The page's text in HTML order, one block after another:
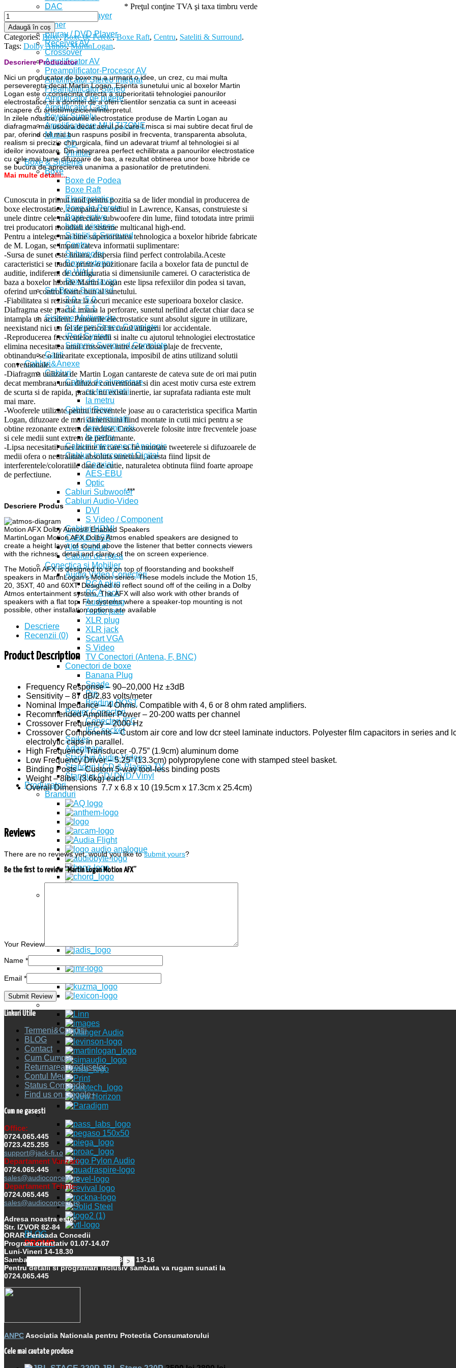
DAC
CD / SACD Player
Tuner
Bluray / DVD Player
Receiver AV
Crossover
Amplificator AV
Preamplificator-Procesor AV
Amplificator Stereo Integrat
Preamplificator Stereo
Amplificator de putere
Amplificator Casti
Power Supply
Amplificatoare MULTIZONE
Muzica
CD
Viniluri
Boxe & Sisteme
Boxe
Boxe de Podea
Boxe Raft
Electrostatice
Boxe de Perete
Boxe active
boxe wireless
Sateliti & Surround
Centru
Subwoofer
Boxe exterior
In WALL
Boxe de tavan
Set Boxe Surround
2.0 – 5.0
2.1 – 5.1
Sisteme Multimedia
Sisteme Stereo Complete
iPod System
Sisteme Surround Complete
Casti
Cabluri&Anexe
Cabluri
Cabluri de alimentare
cu terminatii
la metru
Cabluri Boxe
cu terminatii
fara terminatii
la metru
Cabluri Interconect Analogic
Cabluri Interconect Digital
Coaxial
AES-EBU
Optic
Cabluri Subwoofer
Cabluri Audio-Video
DVI
S Video / Component
Cabluri HDMI
Cabluri USB
Alte Cabluri
Cabluri de retea
Conectica si Mobilier
Audio Video Conectori
RCA plug
RCA jack
Audio plug
Audio jack
XLR plug
XLR jack
Scart VGA
S Video
TV Conectori (Antena, F, BNC)
Conectori de boxe
Banana Plug
Spade
Pin
Binding POST
Power Conectori
Conectori IEC
IEC socket
Spikes
Adaptoare
Standuri Audio-Video
Standuri LCD & Plasma TV
Standuri CD/ DVD/ Vinyl
Producatori
Branduri
BLOG
PROMO
search
* Preţul conţine TVA şi taxa timbru verde
Adaugă în coș
Categories: Boxe,Boxe de Perete,Boxe Raft, Centru, Sateliti & Surround.
Tags: Dolby Atmos,MartinLogan.
Descriere Producator
Nici un producator de boxe nu a urmarit o idee, un crez, cu mai multa
perseverenta decat Martin Logan. Esenta sunetului unic al boxelor Martin
Logan este o consecinta directa a superioritatii tehnologiei panourilor
electrostatice si a dorintei de a oferi clientilor senzatia ca sunt in aceeasi
incapere cu artistii/muzicienii/interpretul.
In zilele noastre, panourile electrostatice produse de Martin Logan au
diafragma mai usoara decat aerul pe care-l misca si mai subtire decat firul de
par, oferind cel mai bun raspuns posibil in frecventa, transparenta absoluta,
realism si precizie chirurgicala, fiind un adevarat triumf al tehnologiei si al
ideilor inovatoare. Din integrarea perfect echilibrata a panourilor electrostatice
cu cele mai bune difuzoare de bas, a rezultat obtinerea unor boxe hibride ce
se bucura de aprecierea unanima a pasionatilor de pretutindeni.
Mai multe detalii...
Cunoscuta in primul rand pentru pozitia sa de lider mondial in producerea de
boxe electrostatice, compania cu sediul in Lawrence, Kansas, construieste si
unele dintre cele mai apreciate subwoofere din lume, fiind totodata intre primii
trei producatori mondiali de sisteme multicanal high-end.
Pentru a intelege mai bine superioritatea tehnologica a boxelor hibride fabricate
de M. Logan, se impun cateva informatii suplimentare:
-Sursa de sunet este liniara, dispersia fiind perfect controlabila.Aceste
caracteristici se traduc printr-o pozitionare facila a boxelor fata de punctul de
auditie, indiferent de configuratia si dimensiunile camerei. O caracteristica de
baza a boxelor hibride Martin Logan este lipsa refexiilor din podea si tavan,
oferind un control foarte bun al sunetului.
-Fiabilitatea si rezistenta la socuri mecanice este superioara boxelor clasice.
Diafragma este practic imuna la perforare, sunetul nefiind afectat chiar daca se
intampla un accident. Panourile electrostatice sunt absolut sigure in utilizare,
neexistand nici un fel de pericol in cazul atingerii lor accidentale.
-Reproducerea frecventelor medii si inalte cu ajutorul tehnologiei electrostatice
elimina necesitatea unui crossover intre cele doua plaje de frecvente,
obtinandu-se o linearitate exceptionala, imposibil de atins utilizand solutii
conventionale.
-Diafragma utilizata de Martin Logan cantareste de cateva sute de ori mai putin
decat membrana unui difuzor conventional si din acest motiv cursa este extrem
de scurta si de rapida, practic nu exista inertie, iar suprafata radianta este mult
mai mare.
-Wooferele utilizate pentru frecventele joase au o caracteristica specifica Martin
Logan, difuzoare de mari dimensiuni fiind montate in cutii mici pentru a se
obtine rezonante extrem de reduse. Crossoverele folosite intre frecventele joase
si cele medii sunt extrem de performante.
-Lipsa necesitatii unei incinte in care sa fie montate tweeterele si difuzoarele de
medii ofera o neutralitate absoluta sunetului, acesta fiind lipsit de
interferentele/coloratiile date de cutie, naturaletea obtinuta fiind foarte aproape
de perfectiune.
***
Descriere Produs
Motion AFX Dolby Atmos® Enabled Speakers
MartinLogan Motion AFX Dolby Atmos enabled speakers are designed to
create a height layer of sound above the listener that better connects viewers
with the richness, detail and clarity of the on screen experience.
The Motion AFX is designed to sit on top of floorstanding and bookshelf
speakers in MartinLogan’s Motion series. These models include the Motion 15,
20, 35XT, 40 and 60XT. Designed to reflect sound off of the ceiling in a Dolby
Atmos entertainment system, The AFX will also work with other brands of
speakers with a flat top. For systems where a speaker-top mounting is not
possible, other installation options are available
Descriere
Recenzii (0)
Product Description
Frequency Response – 90–20,000 Hz ±3dB
Sensitivity – 87 dB/2.83 volts/meter
Nominal Impedance – 4 Ohms. Compatible with 4, 6 or 8 ohm rated amplifiers.
Recommended Amplifier Power – 20-200 watts per channel
Crossover Frequency – 2000 Hz
Crossover Components – Custom air core and low dcr steel laminate inductors. Polyester film capacitors in series and
electrolytic caps in parallel.
High Frequency Transducer -0.75” (1.9cm) aluminum dome
Low Frequency Driver – 5.25” (13.3cm) polypropylene cone with stamped steel basket.
Binding Posts – Custom 5-way tool-less binding posts
Weight – 8lbs. (3.6kg) each
Overall Dimensions 7.7 x 6.8 x 10 (19.5cm x 17.3cm x 25.4cm)
Reviews
There are no reviews yet, would you like tosubmit yours?
Be the first to review “Martin Logan Motion AFX”
Your Review
Name *
Email *
Linkuri Utile
Termeni&Conditii
BLOG
Contact
Cum Cumpar
Returnarea produselor
Contul Meu
Status Comanda
Find us on Google+
Cum ne gasesti
Office:
0724.065.445
0723.425.255
support@jack-fi.ro
Departament Vanzari:
0724.065.445
sales@audioconcept.ro
Departament Tehnic:
0724.065.445
sales@audioconcept.ro
Adresa noastra este:
Str. IZVOR 82-84
ORAR Perioada Concedii
Program orientativ 01.07-14.07
Luni-Vineri 14-18.30
Sambata cu programare PREALABILA 13-16
Pentru detalii si programari inclusiv sambata va rugam sunati la
0724.065.445
ANPCAsociatia Nationala pentru Protectia Consumatorului
Cele mai cautate produse